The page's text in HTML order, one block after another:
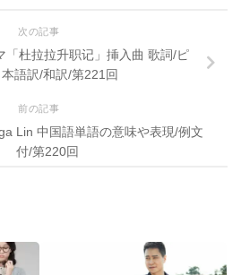
次の記事
「杜拉拉升职记」挿入曲 歌詞/ピ
語訳/和訳/第221回
前の記事
Lin 中国語単語の意味や表現/例文
付/第220回